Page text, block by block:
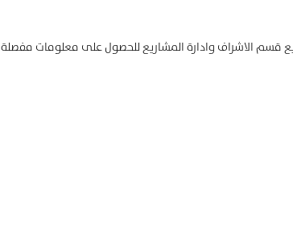
قسم الاشراف وادارة المشاريع للحصول على معلومات مفصلة